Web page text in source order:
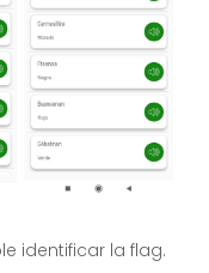
identificar la flag.